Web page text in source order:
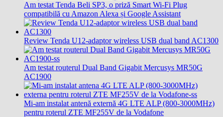
Am testat Tenda Beli SP3, o priză Smart Wi-Fi Plug
compatibilă cu Amazon Alexa și Google Assistant
Review Tenda U12-adaptor wireless USB dual band AC1300
Am testat routerul Dual Band Gigabit Mercusys MR50G
AC1900
Mi-am instalat antenă externă 4G LTE ALP (800-3000MHz)
pentru roterul ZTE MF255V de la Vodafone